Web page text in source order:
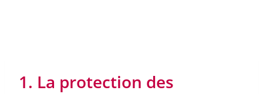
1. La protection des